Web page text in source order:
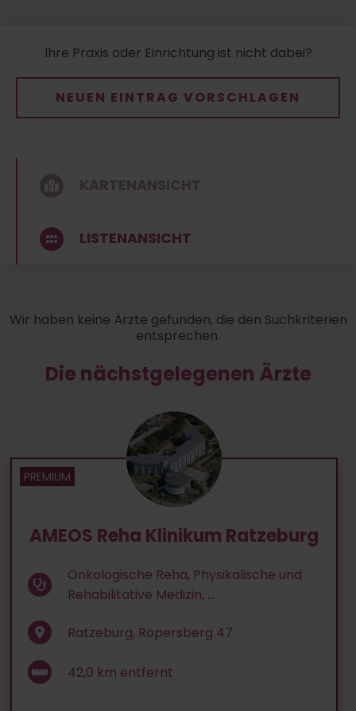
Ihre Praxis oder Einrichtung ist nicht dabei?
NEUEN EINTRAG VORSCHLAGEN
KARTENANSICHT
LISTENANSICHT
Wir haben keine Ärzte gefunden, die den Suchkriterien
entsprechen.
Die nächstgelegenen Ärzte
AMEOS Reha Klinikum Ratzeburg
Onkologische Reha, Physikalische und
Rehabilitative Medizin, ...
Ratzeburg, Röpersberg 47
42,0 km entfernt